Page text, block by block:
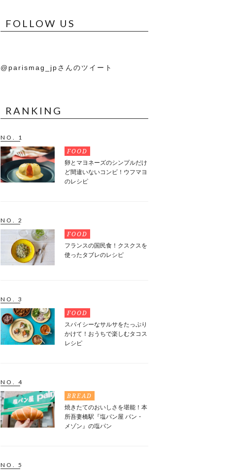
FOLLOW US
@parismag_jpさんのツイート
RANKING
NO. 1
FOOD
卵とマヨネーズのシンプルだけ
ど間違いないコンビ！ウフマヨ
のレシピ
NO. 2
FOOD
フランスの国民食！クスクスを
使ったタブレのレシピ
NO. 3
FOOD
スパイシーなサルサをたっぷり
かけて！おうちで楽しむタコス
レシピ
NO. 4
BREAD
焼きたてのおいしさを堪能！本
所吾妻橋駅『塩パン屋 パン・
メゾン』の塩パン
NO. 5